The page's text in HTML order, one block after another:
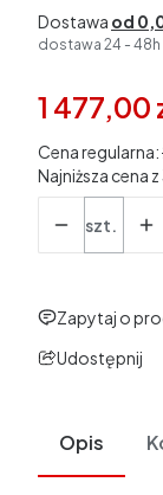
Dostawa od
dostawa 24 - 48h
1 477,00
Cena regularna:
Najniższa cena
szt.
Zapytaj o
Udostępnij
Opis